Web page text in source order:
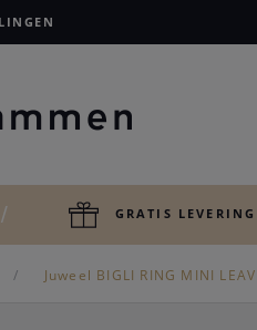
GRATIS LEVERING
Juweel BIGLI RING MINI